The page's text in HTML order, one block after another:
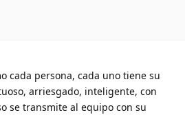
cada persona, cada uno tiene su
arriesgado, inteligente, con
se transmite al equipo con su